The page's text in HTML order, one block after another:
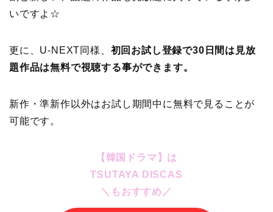
いですよ☆
更に、U-NEXT同様、 初回お試し登録で30日間は見放
題作品は無料で視聴する事ができます。
新作・準新作以外はお試し期間中に無料で見ることが
可能です。
【韓国ドラマ】は
TSUTAYA DISCAS
＼もおすすめ／